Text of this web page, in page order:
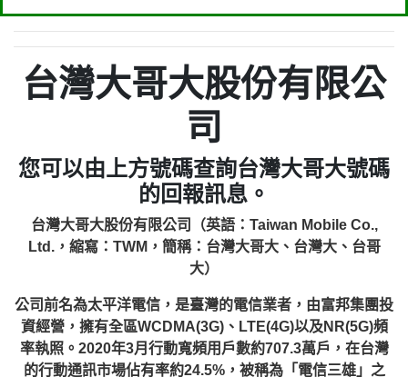
台灣大哥大股份有限公
司
您可以由上方號碼查詢台灣大哥大號碼
的回報訊息。
台灣大哥大股份有限公司（英語：Taiwan Mobile Co.,
Ltd.，縮寫：TWM，簡稱：台灣大哥大、台灣大、台哥
大）
公司前名為太平洋電信，是臺灣的電信業者，由富邦集團投
資經營，擁有全區WCDMA(3G)、LTE(4G)以及NR(5G)頻
率執照。2020年3月行動寬頻用戶數約707.3萬戶，在台灣
的行動通訊市場佔有率約24.5%，被稱為「電信三雄」之